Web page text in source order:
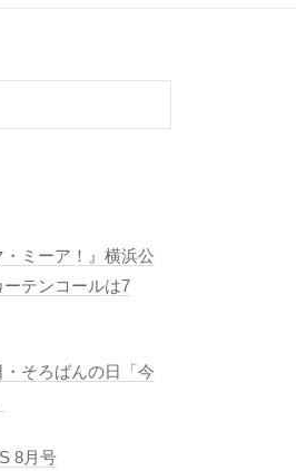
・ミーア！』横浜公
テンコールは7
そろばんの日「今
8月号